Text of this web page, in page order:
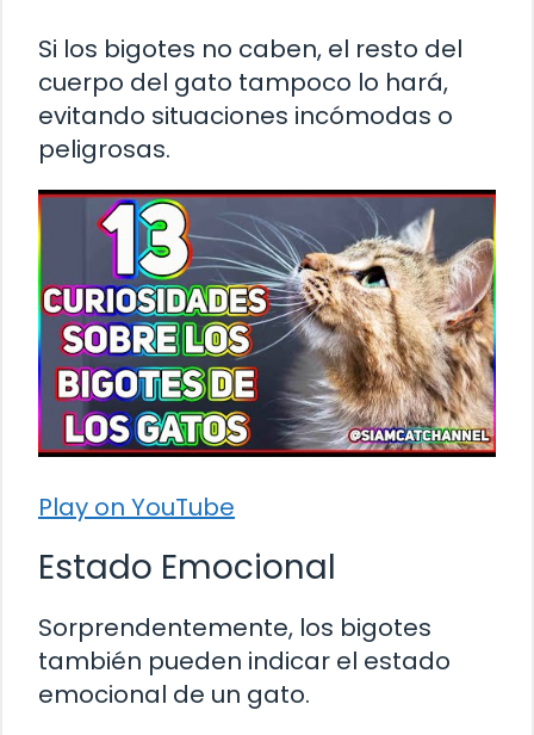
Si los bigotes no caben, el resto del
cuerpo del gato tampoco lo hará,
evitando situaciones incómodas o
peligrosas.
Play on YouTube
Estado Emocional
Sorprendentemente, los bigotes
también pueden indicar el estado
emocional de un gato.